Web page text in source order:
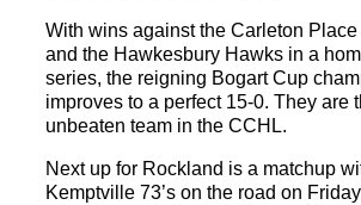
With wins against the Carleton
and the Hawkesbury Hawks in a
series, the reigning Bogart Cup
improves to a perfect 15-0. They are
unbeaten team in the CCHL.
Next up for Rockland is a matchup
Kemptville 73’s on the road on